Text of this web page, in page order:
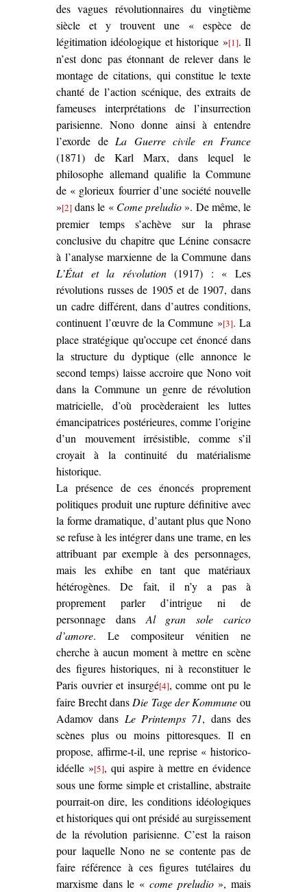
des vagues révolutionnaires du vingtième
siècle et y trouvent une « espèce de
légitimation idéologique et historique »[1]. Il
n’est donc pas étonnant de relever dans le
montage de citations, qui constitue le texte
chanté de l’action scénique, des extraits de
fameuses interprétations de l’insurrection
parisienne. Nono donne ainsi à entendre
l’exorde de La Guerre civile en France
(1871) de Karl Marx, dans lequel le
philosophe allemand qualifie la Commune
de « glorieux fourrier d’une société nouvelle
»[2] dans le « Come preludio». De même, le
premier temps s’achève sur la phrase
conclusive du chapitre que Lénine consacre
à l’analyse marxienne de la Commune dans
L’État et la révolution(1917) : « Les
révolutions russes de 1905 et de 1907, dans
un cadre différent, dans d’autres conditions,
continuent l’œuvre de la Commune »[3]. La
place stratégique qu’occupe cet énoncé dans
la structure du dyptique (elle annonce le
second temps) laisse accroire que Nono voit
dans la Commune un genre de révolution
matricielle, d’où procèderaient les luttes
émancipatrices postérieures, comme l’origine
d’un mouvement irrésistible, comme s’il
croyait à la continuité du matérialisme
historique.
La présence de ces énoncés proprement
politiques produit une rupture définitive avec
la forme dramatique, d’autant plus que Nono
se refuse à les intégrer dans une trame, en les
attribuant par exemple à des personnages,
mais les exhibe en tant que matériaux
hétérogènes. De fait, il n’y a pas à
proprement parler d’intrigue ni de
personnage dans Al gran sole carico
d’amore. Le compositeur vénitien ne
cherche à aucun moment à mettre en scène
des figures historiques, ni à reconstituer le
Paris ouvrier et insurgé[4], comme ont pu le
faire Brecht dans Die Tage der Kommuneou
Adamov dans Le Printemps 71, dans des
scènes plus ou moins pittoresques. Il en
propose, affirme-t-il, une reprise « historico-
idéelle »[5], qui aspire à mettre en évidence
sous une forme simple et cristalline, abstraite
pourrait-on dire, les conditions idéologiques
et historiques qui ont présidé au surgissement
de la révolution parisienne. C’est la raison
pour laquelle Nono ne se contente pas de
faire référence à ces figures tutélaires du
marxisme dans le « come preludio», mais